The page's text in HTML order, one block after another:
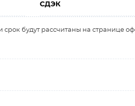
СДЭК
будут рассчитаны на странице